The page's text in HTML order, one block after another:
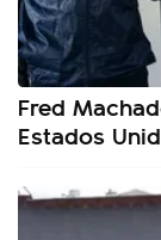
Fred
Estados